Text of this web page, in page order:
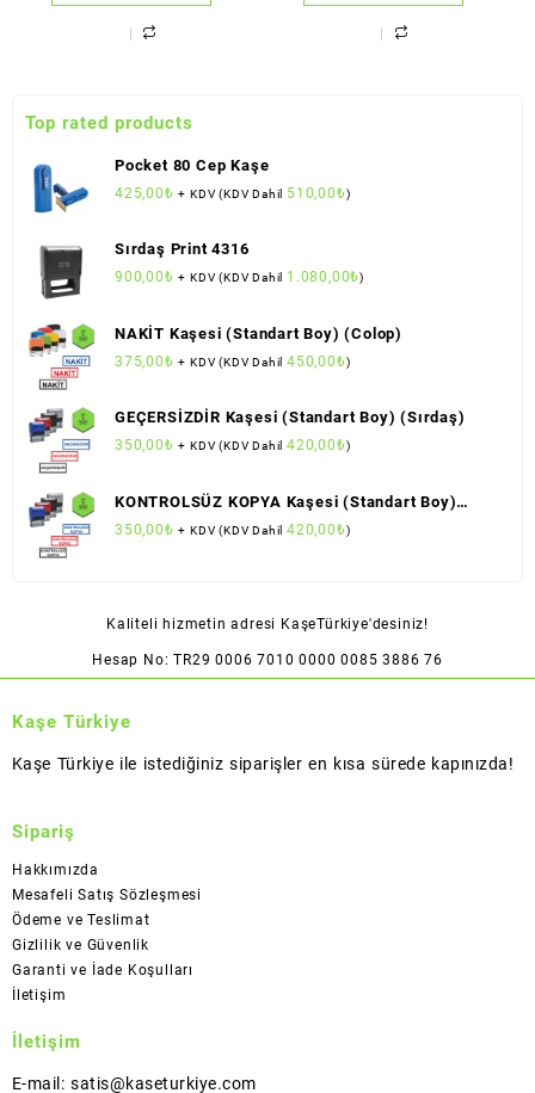
Top rated products
Pocket 80 Cep Kaşe
425,00₺ + KDV (KDV Dahil 510,00₺)
Sırdaş Print 4316
900,00₺ + KDV (KDV Dahil 1.080,00₺)
NAKİT Kaşesi (Standart Boy) (Colop)
375,00₺ + KDV (KDV Dahil450,00₺)
GEÇERSİZDİR Kaşesi (Standart Boy) (Sırdaş)
350,00₺ + KDV (KDV Dahil420,00₺)
KONTROLSÜZ KOPYA Kaşesi (Standart Boy)
(Sırdaş)
350,00₺ + KDV (KDV Dahil420,00₺)
Kaliteli hizmetin adresi KaşeTürkiye'desiniz!
Hesap No: TR29 0006 7010 0000 0085 3886 76
Kaşe Türkiye
Kaşe Türkiye ile istediğiniz siparişler en kısa sürede kapınızda!
Sipariş
Hakkımızda
Mesafeli Satış Sözleşmesi
Ödeme ve Teslimat
Gizlilik ve Güvenlik
Garanti ve İade Koşulları
İletişim
İletişim
E-mail: satis@kaseturkiye.com